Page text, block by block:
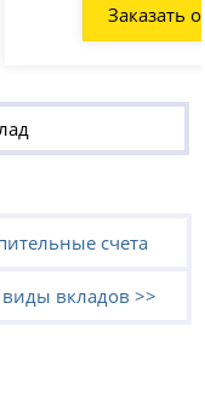
Заказать
счета
вкладов >>